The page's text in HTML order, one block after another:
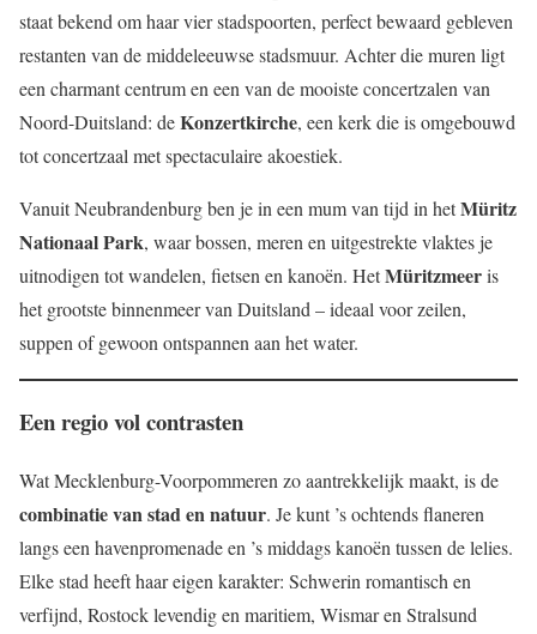
staat bekend om haar vier stadspoorten, perfect bewaard gebleven
restanten van de middeleeuwse stadsmuur. Achter die muren ligt
een charmant centrum en een van de mooiste concertzalen van
Noord-Duitsland: deKonzertkirche, een kerk die is omgebouwd
tot concertzaal met spectaculaire akoestiek.
Vanuit Neubrandenburg ben je in een mum van tijd in hetMüritz
Nationaal Park, waar bossen, meren en uitgestrekte vlaktes je
uitnodigen tot wandelen, fietsen en kanoën. HetMüritzmeeris
het grootste binnenmeer van Duitsland – ideaal voor zeilen,
suppen of gewoon ontspannen aan het water.
Een regio vol contrasten
Wat Mecklenburg-Voorpommeren zo aantrekkelijk maakt, is de
combinatie van stad en natuur. Je kunt ’s ochtends flaneren
langs een havenpromenade en ’s middags kanoën tussen de lelies.
Elke stad heeft haar eigen karakter: Schwerin romantisch en
verfijnd, Rostock levendig en maritiem, Wismar en Stralsund